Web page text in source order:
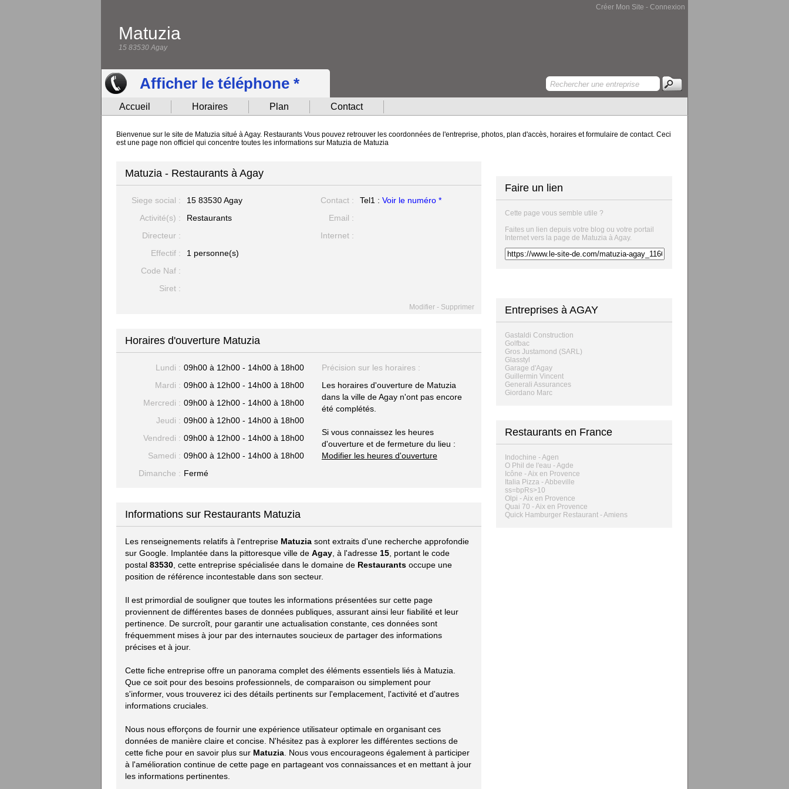
Créer Mon Site - Connexion
Matuzia
15 83530 Agay
Afficher le téléphone *
Accueil Horaires Plan Contact
Bienvenue sur le site de Matuzia situé à Agay. Restaurants Vous pouvez retrouver les coordonnées de l'entreprise, photos, plan d'accès, horaires et formulaire de contact. Ceci
est une page non officiel qui concentre toutes les informations sur Matuzia de Matuzia
Matuzia - Restaurants à Agay
Siege social : 15 83530 Agay
Activité(s) :
Restaurants
Directeur :
Effectif :
1 personne(s)
Code Naf :
Siret :
Contact : Tel1 : Voir le numéro *
Email :
Internet :
Modifier - Supprimer
Horaires d'ouverture Matuzia
Lundi : 09h00 à 12h00 - 14h00 à 18h00
Mardi : 09h00 à 12h00 - 14h00 à 18h00
Mercredi : 09h00 à 12h00 - 14h00 à 18h00
Jeudi : 09h00 à 12h00 - 14h00 à 18h00
Vendredi : 09h00 à 12h00 - 14h00 à 18h00
Samedi : 09h00 à 12h00 - 14h00 à 18h00
Dimanche : Fermé
Précision sur les horaires :
Les horaires d'ouverture de Matuzia
dans la ville de Agay n'ont pas encore
été complétés.
Si vous connaissez les heures
d'ouverture et de fermeture du lieu :
Modifier les heures d'ouverture
Informations sur Restaurants Matuzia
Les renseignements relatifs à l'entreprise Matuzia sont extraits d'une recherche approfondie
sur Google. Implantée dans la pittoresque ville de Agay , à l'adresse 15 , portant le code
postal 83530 , cette entreprise spécialisée dans le domaine de Restaurants occupe une
position de référence incontestable dans son secteur.
Il est primordial de souligner que toutes les informations présentées sur cette page
proviennent de différentes bases de données publiques, assurant ainsi leur fiabilité et leur
pertinence. De surcroît, pour garantir une actualisation constante, ces données sont
fréquemment mises à jour par des internautes soucieux de partager des informations
précises et à jour.
Cette fiche entreprise offre un panorama complet des éléments essentiels liés à Matuzia.
Que ce soit pour des besoins professionnels, de comparaison ou simplement pour
s'informer, vous trouverez ici des détails pertinents sur l'emplacement, l'activité et d'autres
informations cruciales.
Nous nous efforçons de fournir une expérience utilisateur optimale en organisant ces
données de manière claire et concise. N'hésitez pas à explorer les différentes sections de
cette fiche pour en savoir plus sur Matuzia . Nous vous encourageons également à participer
à l'amélioration continue de cette page en partageant vos connaissances et en mettant à jour
les informations pertinentes.
Faire un lien
Cette page vous semble utile ?
Faites un lien depuis votre blog ou votre portail
Internet vers la page de Matuzia à Agay.
Entreprises à AGAY
Gastaldi Construction
Golfbac
Gros Justamond (SARL)
Glasstyl
Garage d'Agay
Guillermin Vincent
Generali Assurances
Giordano Marc
Restaurants en France
Indochine - Agen
O Phil de l'eau - Agde
Icône - Aix en Provence
Italia Pizza - Abbeville
ss=bpRs>10
Olpi - Aix en Provence
Quai 70 - Aix en Provence
Quick Hamburger Restaurant - Amiens